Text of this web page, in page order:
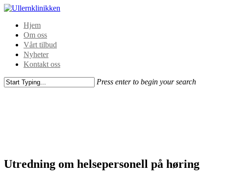
Hjem
Om oss
Vårt tilbud
Nyheter
Kontakt oss
Press enter to begin your search
Utredning om helsepersonell på høring